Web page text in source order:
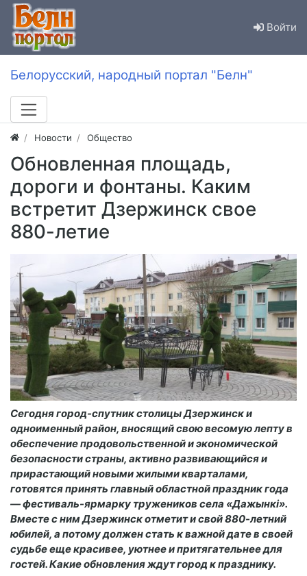
Войти
Белорусский, народный портал "Белн"
Новости Общество
Обновленная площадь,
дороги и фонтаны. Каким
встретит Дзержинск свое
880-летие
Сегодня город-спутник столицы Дзержинск и
одноименный район, вносящий свою весомую лепту в
обеспечение продовольственной и экономической
безопасности страны, активно развивающийся и
прирастающий новыми жилыми кварталами,
готовятся принять главный областной праздник года
— фестиваль-ярмарку тружеников села «Дажынкі».
Вместе с ним Дзержинск отметит и свой 880-летний
юбилей, а потому должен стать к важной дате в своей
судьбе еще красивее, уютнее и притягательнее для
гостей. Какие обновления ждут город к празднику.